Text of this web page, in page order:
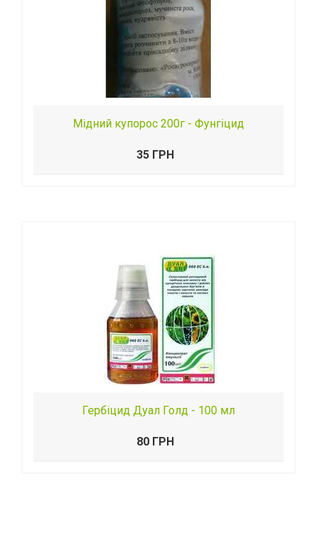
Мідний купорос 200г - Фунгіцид
35 ГРН
Гербіцид Дуал Голд - 100 мл
80 ГРН